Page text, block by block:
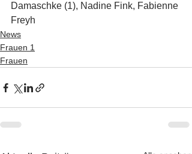
Damaschke (1), Nadine Fink, Fabienne
Freyh
News
Frauen 1
Frauen